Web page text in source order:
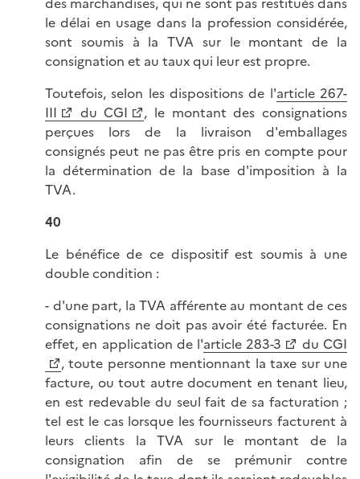
le délai en usage dans la profession considérée,
sont soumis à la TVA sur le montant de la
consignation et au taux qui leur est propre.
Toutefois, selon les dispositions de l'article 267-
III
du CGI
, le montant des consignations
perçues lors de la livraison d'emballages
consignés peut ne pas être pris en compte pour
la détermination de la base d'imposition à la
TVA.
40
Le bénéfice de ce dispositif est soumis à une
double condition :
- d'une part, la TVA afférente au montant de ces
consignations ne doit pas avoir été facturée. En
effet, en application de l'article 283-3
du CGI
, toute personne mentionnant la taxe sur une
facture, ou tout autre document en tenant lieu,
en est redevable du seul fait de sa facturation ;
tel est le cas lorsque les fournisseurs facturent à
leurs clients la TVA sur le montant de la
consignation afin de se prémunir contre